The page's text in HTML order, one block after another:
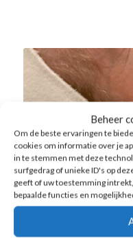
Beheer
Om de beste ervaringen te
cookies om informatie over je
in te stemmen met deze
surfgedrag of unieke ID's op
geeft of uw toestemming
bepaalde functies en